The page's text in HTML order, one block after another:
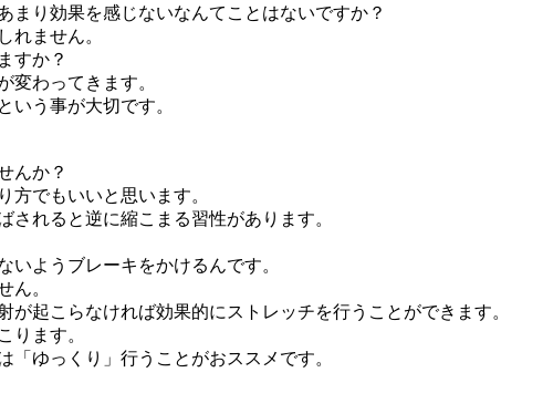
まり効果を感じないなんてことはないですか？
れません。
すか？
変わってきます。
いう事が大切です。
んか？
方でもいいと思います。
されると逆に縮こまる習性があります。
いようブレーキをかけるんです。
ん。
が起こらなければ効果的にストレッチを行うことができます。
ります。
「ゆっくり」行うことがおススメです。